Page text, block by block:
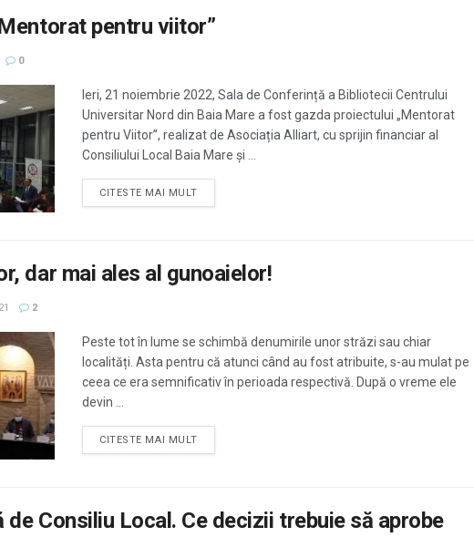
pentru viitor”
0
Ieri, 21 noiembrie 2022, Sala de Conferință a Bibliotecii Centrului
Universitar Nord din Baia Mare a fost gazda proiectului „Mentorat
pentru Viitor”, realizat de Asociația Alliart, cu sprijin financiar al
Consiliului Local Baia Mare și ...
CITESTE MAI MULT
dar mai ales al gunoaielor!
2
Peste tot în lume se schimbă denumirile unor străzi sau chiar
localități. Asta pentru că atunci când au fost atribuite, s-au mulat pe
ceea ce era semnificativ în perioada respectivă. După o vreme ele
devin ...
CITESTE MAI MULT
Consiliu Local. Ce decizii trebuie să aprobe